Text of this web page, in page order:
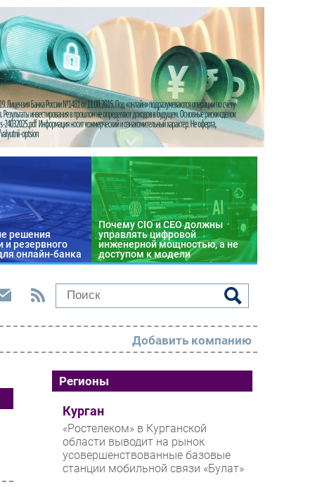
решения
и резервного
онлайн-банка
Почему CIO и CEO должны
управлять цифровой
инженерной мощностью, а не
доступом к модели
РАЗДЕЛЫ
Новости
Аналитика
Интервью
Добавить компанию
Регионы
Курган
«Ростелеком» в Курганской
области выводит на рынок
усовершенствованные базовые
станции мобильной связи «Булат»